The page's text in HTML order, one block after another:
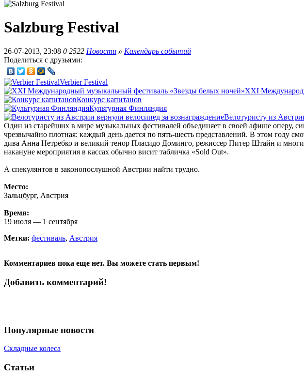
Salzburg Festival
26-07-2013, 23:08 0 2522 Новости » Календарь событий
Поделиться с друзьями:
Verbier Festival
XXI
Конкурс капитанов
Культурная Финляндия
Велотуристу из
Один из старейших в мире музыкальных фестивалей объединяет в своей афише оперу,
чрезвычайно плотная: каждый день дается по пять-шесть представлений. В этом году
дива Анна Нетребко и великий тенор Пласидо Доминго, режиссер Питер Штайн и
накануне мероприятия в кассах обычно висит табличка «Sold Out».
А спекулянтов в законопослушной Австрии найти трудно.
Место:
Зальцбург, Австрия
Время:
19 июля — 1 сентября
Метки: фестиваль, Австрия
Комментариев пока еще нет. Вы можете стать первым!
Добавить комментарий!
Популярные новости
Складные колеса
Статьи